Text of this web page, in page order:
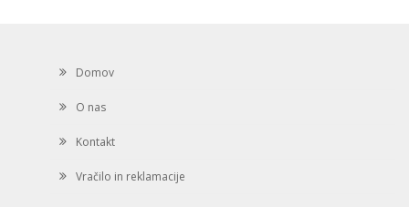
Domov
O nas
Kontakt
Vračilo in reklamacije